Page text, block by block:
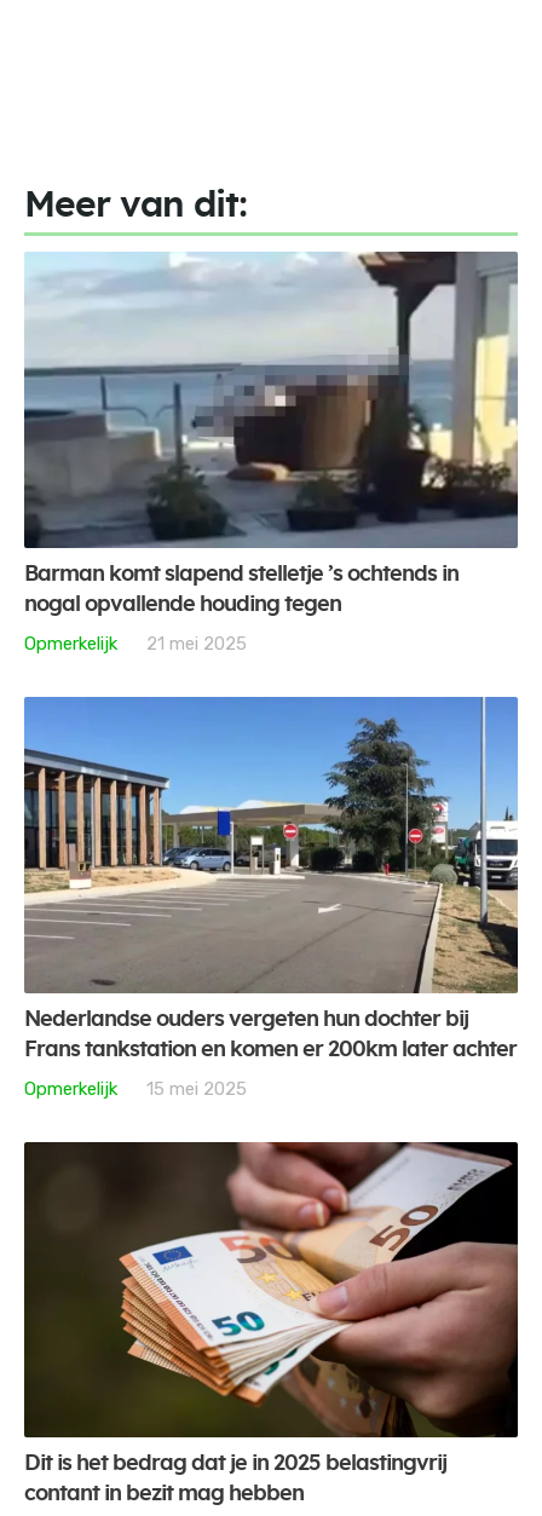
Meer van dit:
Barman komt slapend stelletje ’s ochtends in
nogal opvallende houding tegen
Opmerkelijk
21 mei 2025
Nederlandse ouders vergeten hun dochter bij
Frans tankstation en komen er 200km later achter
Opmerkelijk
15 mei 2025
Dit is het bedrag dat je in 2025 belastingvrij
contant in bezit mag hebben